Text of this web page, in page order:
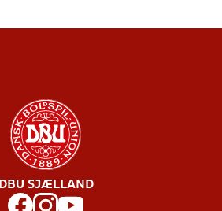
DBU SJÆLLAND